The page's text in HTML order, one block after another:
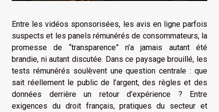
Entre les vidéos sponsorisées, les avis en ligne parfois
suspects et les panels rémunérés de consommateurs, la
promesse de “transparence” n’a jamais autant été
brandie, ni autant discutée. Dans ce paysage brouillé, les
tests rémunérés soulèvent une question centrale : que
sait réellement le public de l’argent, des règles et des
données derrière un retour d’expérience ? Entre
exigences du droit français, pratiques du secteur et